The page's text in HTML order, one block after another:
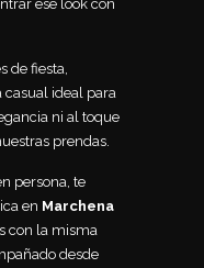
ese look con
de fiesta,
casual ideal para
ni al toque
prendas.
persona, te
en Marchena
con la misma
desde